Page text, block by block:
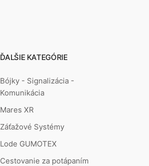
ĎALŠIE KATEGÓRIE
Bójky - Signalizácia -
Komunikácia
Mares XR
Záťažové Systémy
Lode GUMOTEX
Cestovanie za potápaním